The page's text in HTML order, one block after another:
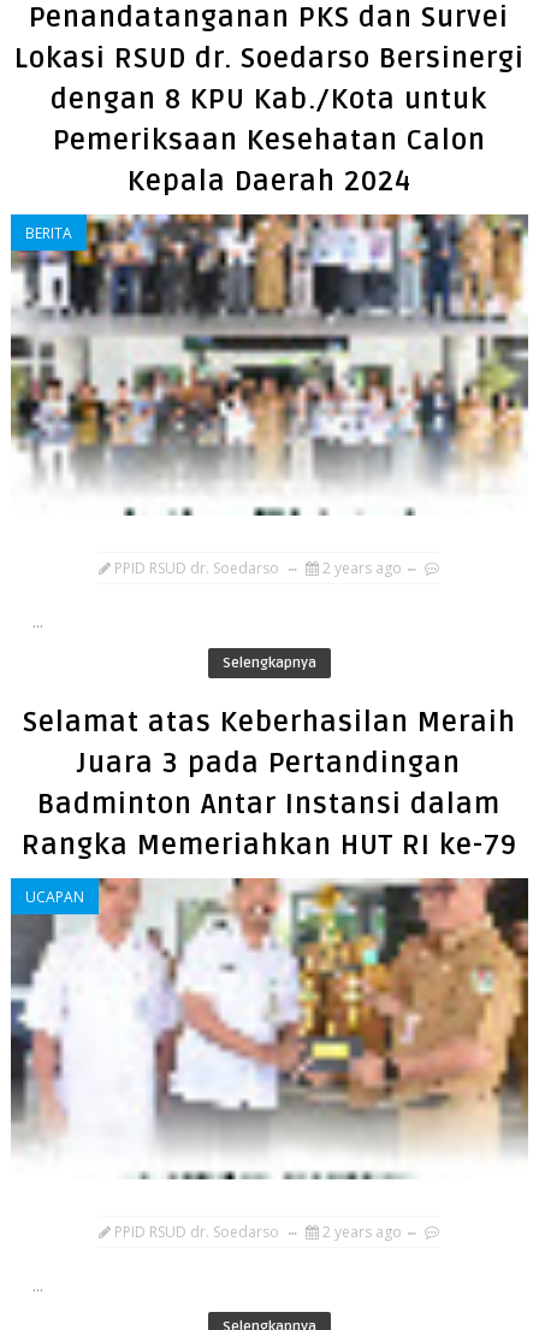
Penandatanganan PKS dan Survei
Lokasi RSUD dr. Soedarso Bersinergi
dengan 8 KPU Kab./Kota untuk
Pemeriksaan Kesehatan Calon
Kepala Daerah 2024
BERITA
PPID RSUD dr. Soedarso 2 years ago
...
Selengkapnya
Selamat atas Keberhasilan Meraih
Juara 3 pada Pertandingan
Badminton Antar Instansi dalam
Rangka Memeriahkan HUT RI ke-79
UCAPAN
PPID RSUD dr. Soedarso 2 years ago
...